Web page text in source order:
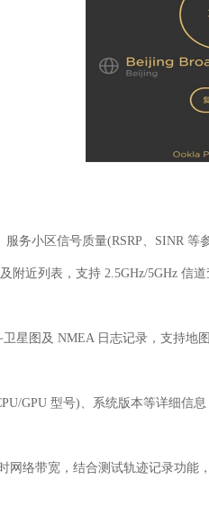
务小区信号质量(RSRP、SINR 等
附近列表，支持 2.5GHz/5GHz 信道
星图及 NMEA 日志记录，支持地
GPU 型号)、系统版本等详细信
网络带宽，结合测试轨迹记录功能